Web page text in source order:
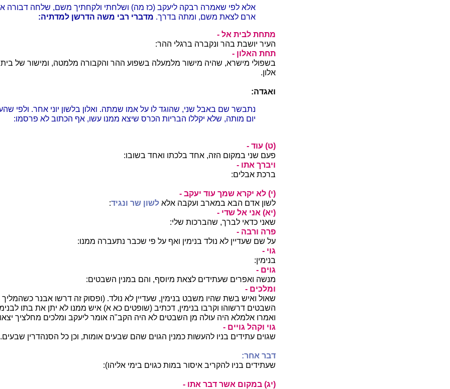
אלא לפי שאמרה רבקה ליעקב (כז מה) ושלחתי ולקחתיך משם, שלחה דבורה
ארם לצאת משם, ומתה בדרך. מדברי רבי משה הדרשן למדתיה:
מתחת לבית אל -
העיר יושבת בהר ונקברה ברגלי ההר:
תחת האלון -
בשפולי מישרא, שהיה מישור מלמעלה בשפוע ההר והקבורה מלמטה, ומישור של בית
אלון.
ואגדה:
נתבשר שם באבל שני, שהוגד לו על אמו שמתה. ואלון בלשון יוני אחר. ולפי
יום מותה, שלא יקללו הבריות הכרס שיצא ממנו עשו, אף הכתוב לא פרסמו:
(ט) עוד -
פעם שני במקום הזה, אחד בלכתו ואחד בשובו:
ויברך אתו -
ברכת אבלים:
(י) לא יקרא שמך עוד יעקב -
לשון אדם הבא במארב ועקבה אלא לשון שר ונגיד:
(יא) אני אל שדי -
שאני כדאי לברך, שהברכות שלי:
פרה ורבה -
על שם שעדיין לא נולד בנימין ואף על פי שכבר נתעברה ממנו:
גוי -
בנימין:
גוים -
מנשה ואפרים שעתידים לצאת מיוסף, והם במנין השבטים:
ומלכים -
שאול ואיש בשת שהיו משבט בנימין, שעדיין לא נולד. (ופסוק זה דרשו אבנר
השבטים דרשוהו וקרבו בנימין, דכתיב (שופטים כא א) איש ממנו לא יתן את בתו
ואמרו אלמלא היה עולה מן השבטים לא היה הקב"ה אומר ליעקב ומלכים מחלציך
גוי וקהל גויים -
שגוים עתידים בניו להעשות כמנין הגוים שהם שבעים אומות, וכן כל הסנהדרין שבעים.
דבר אחר:
שעתידים בניו להקריב איסור במות כגוים בימי אליהו):
(יג) במקום אשר דבר אתו -